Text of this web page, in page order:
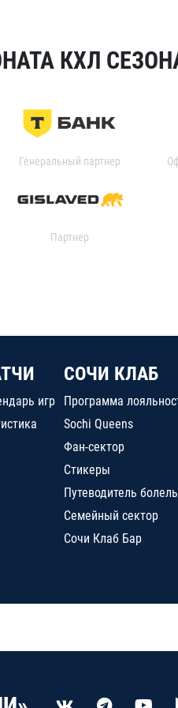
КХЛ
Генеральный партнер
Партнер
игр
СОЧИ КЛАБ
Программа
Sochi Queens
Фан-сектор
Стикеры
Путеводитель
Семейный сектор
Сочи Клаб Бар